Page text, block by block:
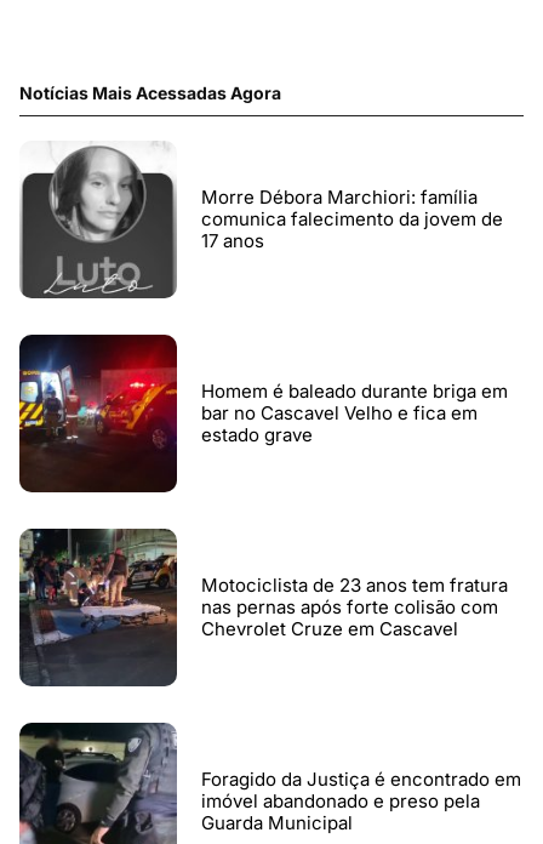
Notícias Mais Acessadas Agora
Morre Débora Marchiori: família
comunica falecimento da jovem de
17 anos
Homem é baleado durante briga em
bar no Cascavel Velho e fica em
estado grave
Motociclista de 23 anos tem fratura
nas pernas após forte colisão com
Chevrolet Cruze em Cascavel
Foragido da Justiça é encontrado em
imóvel abandonado e preso pela
Guarda Municipal